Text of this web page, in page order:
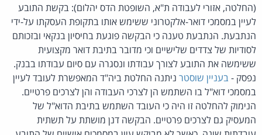
(החלטה, אזורי לעבודה ת"א, השופטת הדס יהלום): בקשת התובע
לעיין במסמכי דואר-אלקטרוני ששימש אותו בתקופת העסקתו על-ידי
הנתבעת. הנתבעת טענה כי הבקשה פוגעת בחיסיון בנקאי ובזכותם
לסודיות של צדדים שלישיים וכי מדובר בתיבת דואר מקצועית
ששימשה את התובע לצורך עבודתו ונסגרה עם סיום עבודתו בבנק.
נפסק -בעניין שוסטר ניתנה החלטת ביה"ד המאפשרת לעובד לעיין
במסמכי דוא"ל בו השתמש הן לצרכי העבודה והן לצרכים פרטיים.
הנימוק להחלטה זו היה כי העובד השתמש בתיבת הדוא"ל של
המעסיק גם לצרכים פרטיים. הבקשה דנן מושתת על תשתית